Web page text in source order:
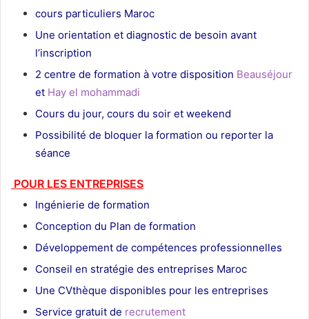
cours particuliers Maroc
Une orientation et diagnostic de besoin avant
l’inscription
2 centre de formation à votre disposition Beauséjour
et Hay el mohammadi
Cours du jour, cours du soir et weekend
Possibilité de bloquer la formation ou reporter la
séance
POUR LES ENTREPRISES
Ingénierie de formation
Conception du Plan de formation
Développement de compétences professionnelles
Conseil en stratégie des entreprises Maroc
Une CVthèque disponibles pour les entreprises
Service gratuit de recrutement